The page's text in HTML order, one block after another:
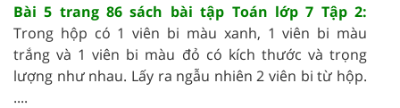
Bài 5 trang 86 sách bài tập Toán lớp 7 Tập 2:
Trong hộp có 1 viên bi màu xanh, 1 viên bi màu
trắng và 1 viên bi màu đỏ có kích thước và trọng
lượng như nhau. Lấy ra ngẫu nhiên 2 viên bi từ hộp.
....